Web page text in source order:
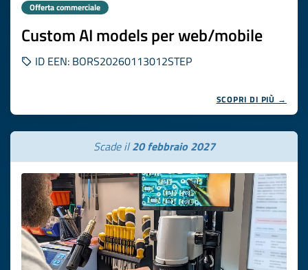
Offerta commerciale
Custom AI models per web/mobile
ID EEN: BORS20260113012STEP
SCOPRI DI PIÙ →
Scade il20 febbraio 2027